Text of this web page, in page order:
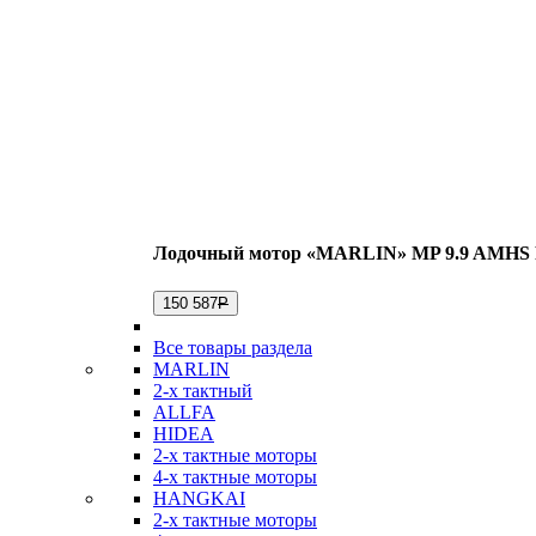
Лодочный мотор «MARLIN» MP 9.9 AMHS
150 587Р
Все товары раздела
MARLIN
2-х тактный
ALLFA
HIDEA
2-х тактные моторы
4-х тактные моторы
HANGKAI
2-х тактные моторы